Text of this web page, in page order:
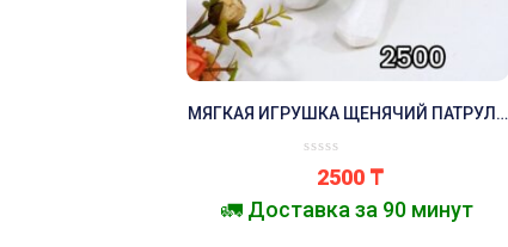
МЯГКАЯ ИГРУШКА ЩЕНЯЧИЙ ПАТРУЛЬ
2500 ₸
🚛 Доставка за 90 минут